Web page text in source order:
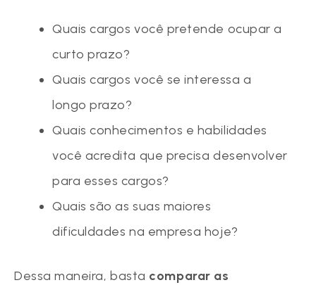
Quais cargos você pretende ocupar a
curto prazo?
Quais cargos você se interessa a
longo prazo?
Quais conhecimentos e habilidades
você acredita que precisa desenvolver
para esses cargos?
Quais são as suas maiores
dificuldades na empresa hoje?
Dessa maneira, basta comparar as